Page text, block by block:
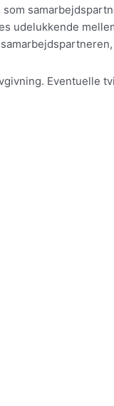
udelukkende
Eventuelle